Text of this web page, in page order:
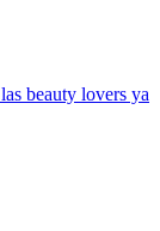
beauty lovers ya